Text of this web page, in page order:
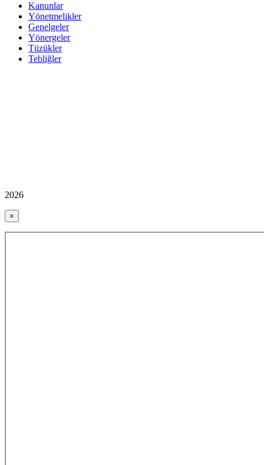
Kanunlar
Yönetmelikler
Genelgeler
Yönergeler
Tüzükler
Tebliğler
2026
×